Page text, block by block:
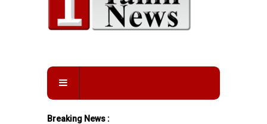
Breaking News :